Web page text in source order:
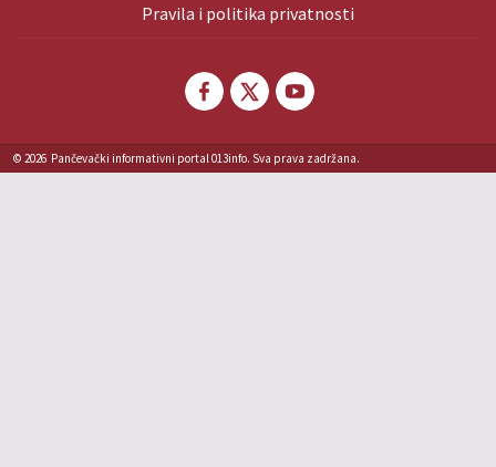
Pravila i politika privatnosti
© 2026 Pančevački informativni portal 013info. Sva prava zadržana.